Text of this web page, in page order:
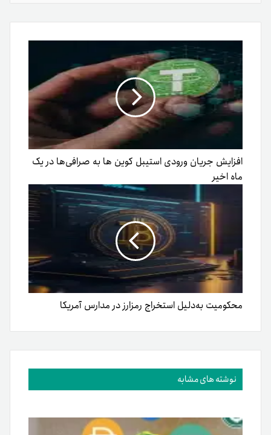
ایمیل
افزایش جریان ورودی استیبل کوین ها به صرافی‌ها در یک
ماه اخیر
محکومیت به‌دلیل استخراج رمزارز در مدارس آمریکا
نوشته های مشابه